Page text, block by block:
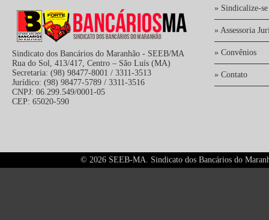
Sindicato dos Bancários do Maranhão - SEEB/MA
Rua do Sol, 413/417, Centro – São Luís (MA)
Secretaria: (98) 98477-8001 / 3311-3513
Jurídico: (98) 98477-5789 / 3311-3516
CNPJ: 06.299.549/0001-05
CEP: 65020-590
» Sindicalize-se
» Assessoria
» Convênios
» Contato
© 2026 SEEB-MA. Sindicato dos Bancários do